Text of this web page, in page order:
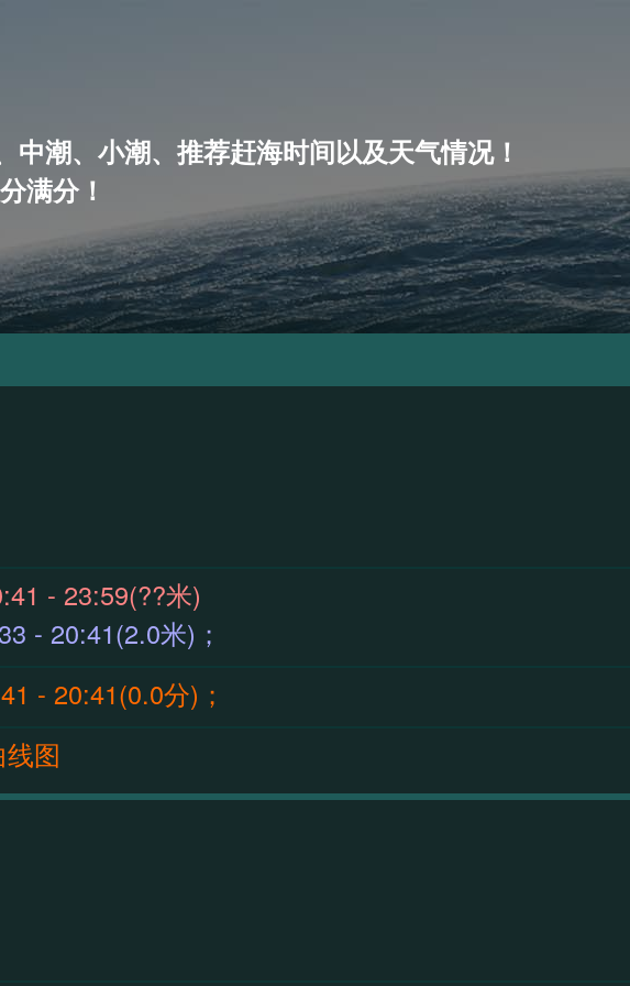
中潮、小潮、推荐赶海时间以及天气情况！
满分！
20:41 - 23:59(??米)
- 20:41(2.0米)；
- 20:41(0.0分)；
线图